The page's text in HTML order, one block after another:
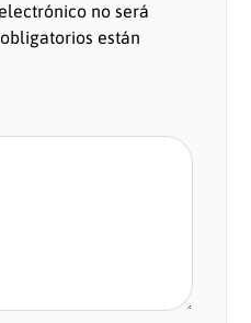
no será
están